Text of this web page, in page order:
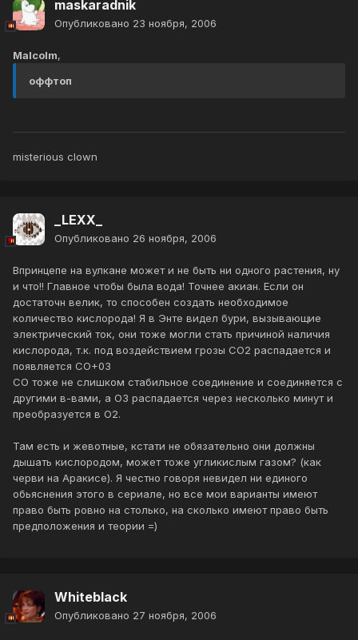
maskaradnik
Опубликовано 23 ноября, 2006
Malcolm,
оффтоп
misterious clown
_LEXX_
Опубликовано 26 ноября, 2006
Впринцепе на вулкане может и не быть ни одного растения, ну
и что!! Главное чтобы была вода! Точнее акиан. Если он
достаточн велик, то способен создать необходимое
количество кислорода! Я в Энте видел бури, вызывающие
электрический ток, они тоже могли стать причиной наличия
кислорода, т.к. под воздействием грозы CO2 распадается и
появляется СО+03
СО тоже не слишком стабильное соединение и соединяется с
другими в-вами, а О3 распадается через несколько минут и
преобразуется в О2.
Там есть и жевотные, кстати не обязательно они должны
дышать кислородом, может тоже угликислым газом? (как
черви на Аракисе). Я честно говоря невидел ни единого
обьяснения этого в сериале, но все мои варианты имеют
право быть ровно на столько, на сколько имеют право быть
предположения и теории =)
Whiteblack
Опубликовано 27 ноября, 2006